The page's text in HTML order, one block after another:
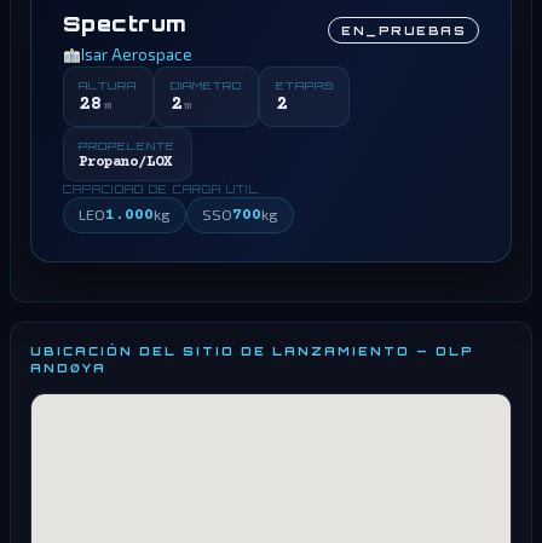
Spectrum EN_PRUEBAS
Isar Aerospace
ALTURA
28 m
DIÁMETRO
2m
ETAPAS
2
PROPELENTE
Propano/LOX
CAPACIDAD DE CARGA ÚTIL
LEO1.000kg SSO700kg
UBICACIÓN DEL SITIO DE LANZAMIENTO — OLP
ANDØYA